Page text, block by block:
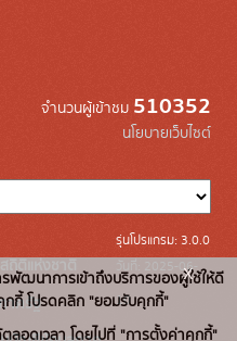
จำนวนผู้เข้าชม 510352
นโยบายเว็บไซต์
ติแห่งชาติ
าครัฐ
รุ่นโปรแกรม: 3.0.0
วันที่: 2025-06-
10
พัฒนาการเข้าถึงบริการของผู้ใช้ให้ดี
กกี้ โปรดคลิก "ยอมรับคุกกี้"
อดเวลา โดยไปที่ "การตั้งค่าคุกกี้"
x